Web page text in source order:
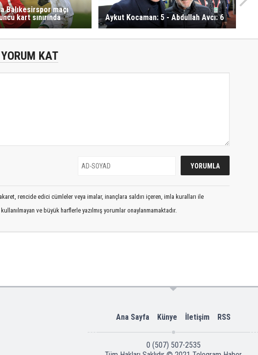
Balıkesirspor maçı
kart sınırında
Aykut Kocaman: 5 - Abdullah Avcı: 6
YORUM KAT
rencide edici cümleler veya imalar, inançlara saldırı içeren, imla kuralları ile
ve büyük harflerle yazılmış yorumlar onaylanmamaktadır.
Ana Sayfa Künye İletişim RSS
0 (507) 507-2535